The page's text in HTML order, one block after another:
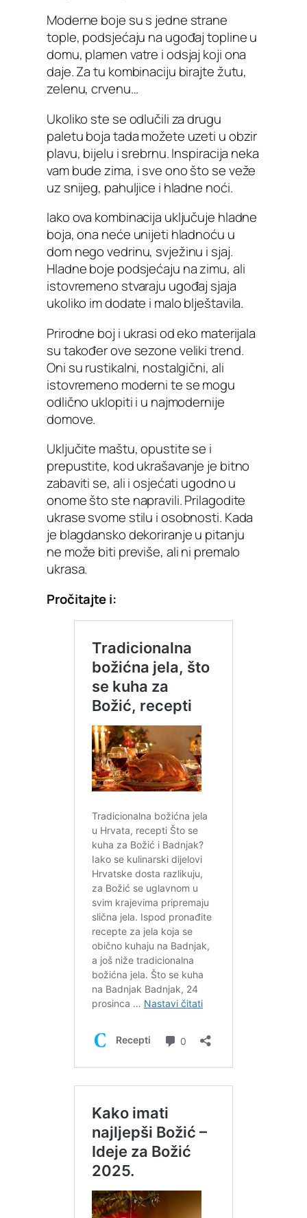
Moderne boje su s jedne strane
tople, podsjećaju na ugođaj topline u
domu, plamen vatre i odsjaj koji ona
daje. Za tu kombinaciju birajte žutu,
zelenu, crvenu…
Ukoliko ste se odlučili za drugu
paletu boja tada možete uzeti u obzir
plavu, bijelu i srebrnu. Inspiracija neka
vam bude zima, i sve ono što se veže
uz snijeg, pahuljice i hladne noći.
Iako ova kombinacija uključuje hladne
boja, ona neće unijeti hladnoću u
dom nego vedrinu, svježinu i sjaj.
Hladne boje podsjećaju na zimu, ali
istovremeno stvaraju ugođaj sjaja
ukoliko im dodate i malo blještavila.
Prirodne boj i ukrasi od eko materijala
su također ove sezone veliki trend.
Oni su rustikalni, nostalgični, ali
istovremeno moderni te se mogu
odlično uklopiti i u najmodernije
domove.
Uključite maštu, opustite se i
prepustite, kod ukrašavanje je bitno
zabaviti se, ali i osjećati ugodno u
onome što ste napravili. Prilagodite
ukrase svome stilu i osobnosti. Kada
je blagdansko dekoriranje u pitanju
ne može biti previše, ali ni premalo
ukrasa.
Pročitajte i: